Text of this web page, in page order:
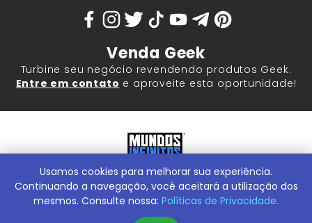
Venda Geek
Turbine seu negócio revendendo produtos Geek.
Entre em contato e aproveite esta oportunidade!
Mundos Infinitos - Publicações e Geek Store |ContentStuff
Publicações e Assinaturas Ltda. CNPJ - 05.859.917/0001-60.
Conheça nossa Loja Física:Rua Machado Bitencourt, 291 -
Usamos cookies para melhorar sua experiência.
Continuando a navegação, você aceitará a utilização dos
mesmos. Consulte nossa: Políticas de Privacidade.